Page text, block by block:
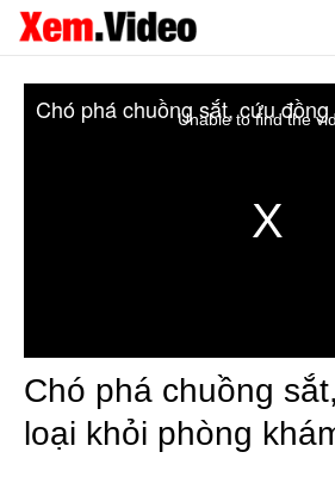
Unable to find the
Chó phá chuồng
loại khỏi phòng